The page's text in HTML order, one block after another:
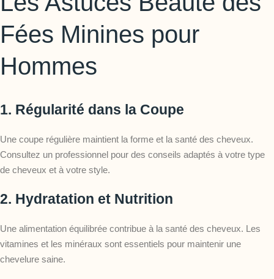
Fées Minines pour
Hommes
1. Régularité dans la Coupe
Une coupe régulière maintient la forme et la santé des cheveux.
Consultez un professionnel pour des conseils adaptés à votre type
de cheveux et à votre style.
2. Hydratation et Nutrition
Une alimentation équilibrée contribue à la santé des cheveux. Les
vitamines et les minéraux sont essentiels pour maintenir une
chevelure saine.